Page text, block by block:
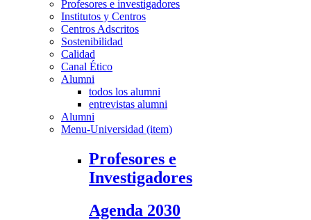
Profesores e investigadores
Institutos y Centros
Centros Adscritos
Sostenibilidad
Calidad
Canal Ético
Alumni
todos los alumni
entrevistas alumni
Alumni
Menu-Universidad (item)
Profesores e
Investigadores
Agenda 2030